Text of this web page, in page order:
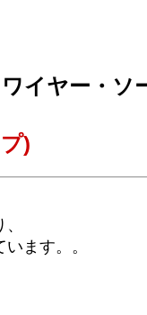
イヤー・ソ
)
ます。。